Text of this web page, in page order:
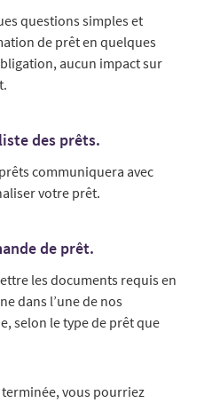
questions simples et
de prêt en quelques
aucun impact sur
des prêts.
communiquera avec
votre prêt.
de prêt.
les documents requis en
dans l’une de nos
selon le type de prêt que
vous pourriez